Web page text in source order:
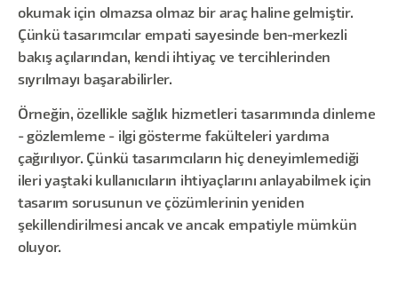
okumak için olmazsa olmaz bir araç haline gelmiştir.
Çünkü tasarımcılar empati sayesinde ben-merkezli
bakış açılarından, kendi ihtiyaç ve tercihlerinden
sıyrılmayı başarabilirler.
Örneğin, özellikle sağlık hizmetleri tasarımında dinleme
- gözlemleme - ilgi gösterme fakülteleri yardıma
çağırılıyor. Çünkü tasarımcıların hiç deneyimlemediği
ileri yaştaki kullanıcıların ihtiyaçlarını anlayabilmek için
tasarım sorusunun ve çözümlerinin yeniden
şekillendirilmesi ancak ve ancak empatiyle mümkün
oluyor.